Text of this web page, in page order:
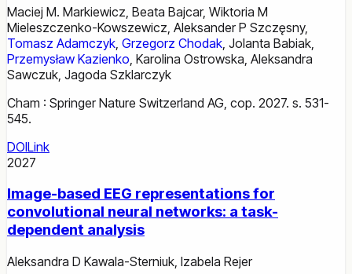
Maciej M. Markiewicz Beata Bajcar, Wiktoria M
Mieleszczenko-Kowszewicz Aleksander P Szczęsny,
Tomasz Adamczyk Grzegorz Chodak Jolanta Babiak
Przemysław Kazienko Karolina Ostrowska Aleksandra
Sawczuk Jagoda Szklarczyk
Cham : Springer Nature Switzerland AG, cop. 2027. s. 531-
545.
DOILink
2027
Image-based EEG representations for
convolutional neural networks: a task-
dependent analysis
Aleksandra D Kawala-Sterniuk, Izabela Rejer